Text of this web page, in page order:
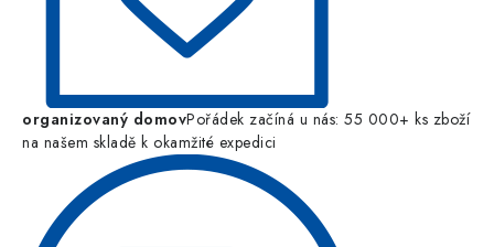
organizovaný domovPořádek začíná u nás: 55 000+ ks zboží
na našem skladě k okamžité expedici